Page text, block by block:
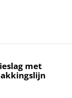
met